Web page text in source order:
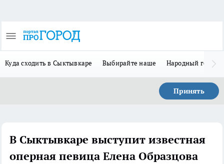
Куда сходить в Сыктывкаре Выбирайте наше Народный герой
Принять
В Сыктывкаре выступит известная
оперная певица Елена Образцова